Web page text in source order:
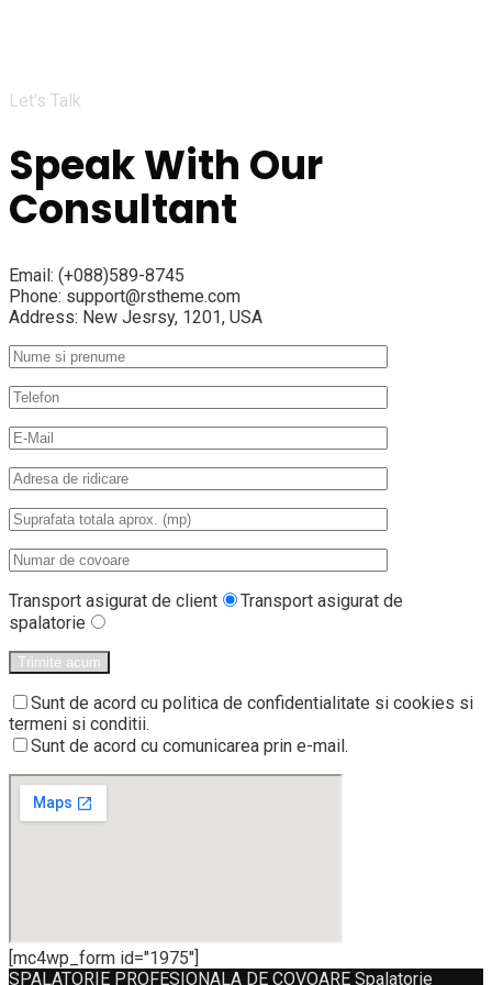
Let's Talk
Speak With Our
Consultant
Email: (+088)589-8745
Phone: support@rstheme.com
Address: New Jesrsy, 1201, USA
Transport asigurat de client
Transport asigurat de
spalatorie
Sunt de acord cu politica de confidentialitate si cookies si
termeni si conditii.
Sunt de acord cu comunicarea prin e-mail.
[mc4wp_form id="1975"]
SPALATORIE PROFESIONALA DE COVOARE Spalatorie